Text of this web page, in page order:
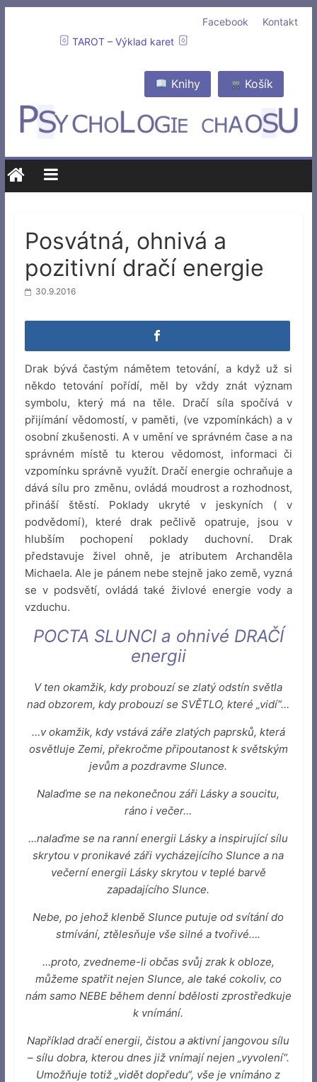
Kontakt
Facebook
TAROT – Výklad karet
Košík
Knihy
Posvátná, ohnivá a
pozitivní dračí energie
30.9.2016
Drak bývá častým námětem tetování, a když už si
někdo tetování pořídí, měl by vždy znát význam
symbolu, který má na těle. Dračí síla spočívá v
přijímání vědomostí, v paměti, (ve vzpomínkách) a v
osobní zkušenosti. A v umění ve správném čase a na
správném místě tu kterou vědomost, informaci či
vzpomínku správně využít. Dračí energie ochraňuje a
dává sílu pro změnu, ovládá moudrost a rozhodnost,
přináší štěstí. Poklady ukryté v jeskyních ( v
podvědomí), které drak pečlivě opatruje, jsou v
hlubším pochopení poklady duchovní. Drak
představuje živel ohně, je atributem Archanděla
Michaela. Ale je pánem nebe stejně jako země, vyzná
se v podsvětí, ovládá také živlové energie vody a
vzduchu.
POCTA SLUNCI a ohnivé DRAČÍ
energii
V ten okamžik, kdy probouzí se zlatý odstín světla
nad obzorem, kdy probouzí se SVĚTLO, které „vidí“…
…v okamžik, kdy vstává záře zlatých paprsků, která
osvětluje Zemi, překročme připoutanost k světským
jevům a pozdravme Slunce.
Nalaďme se na nekonečnou záři Lásky a soucitu,
ráno i večer…
…nalaďme se na ranní energii Lásky a inspirující sílu
skrytou v pronikavé záři vycházejícího Slunce a na
večerní energii Lásky skrytou v teplé barvě
zapadajícího Slunce.
Nebe, po jehož klenbě Slunce putuje od svítání do
stmívání, ztělesňuje vše silné a tvořivé….
…proto, zvedneme-li občas svůj zrak k obloze,
můžeme spatřit nejen Slunce, ale také cokoliv, co
nám samo NEBE během denní bdělosti zprostředkuje
k vnímání.
Například dračí energii, čistou a aktivní jangovou sílu
– sílu dobra, kterou dnes již vnímají nejen „vyvolení“.
Umožňuje totiž „vidět dopředu“, vše je vnímáno z